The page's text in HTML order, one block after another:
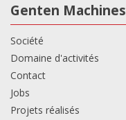
Genten Machines
Société
Domaine d'activités
Contact
Jobs
Projets réalisés